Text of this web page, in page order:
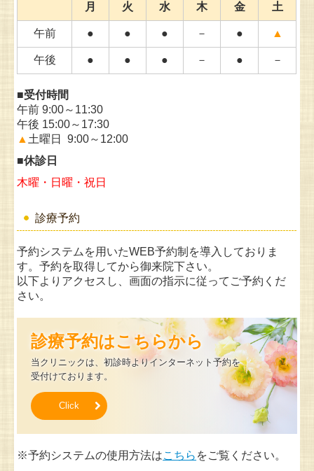
月 火 水 木 金 土
午前 ● ● ● － ● ▲
午後 ● ● ● － ● －
■受付時間
午前9:00～11:30
午後 15:00～17:30
▲ 土曜日 9:00～12:00
■休診日
木曜・日曜・祝日
診療予約
予約システムを用いたWEB予約制を導入しておりま
す。予約を取得してから御来院下さい。
以下よりアクセスし、画面の指示に従ってご予約くだ
さい。
診療予約はこちらから
当クリニックは、初診時よりインターネット予約を
受付けております。
Click
※予約システムの使用方法はこちら をご覧ください。